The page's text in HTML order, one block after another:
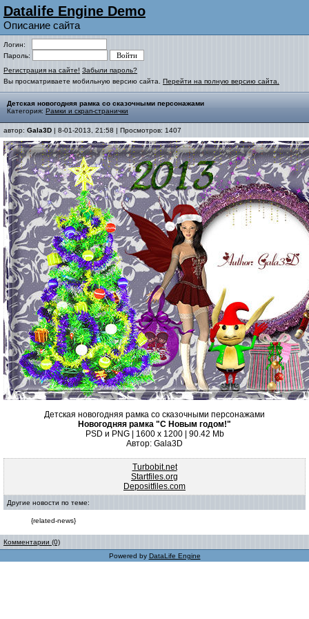
Datalife Engine Demo
Описание сайта
Логин:
Пароль:
Регистрация на сайте! Забыли пароль?
Вы просматриваете мобильную версию сайта. Перейти на полную версию сайта.
Детская новогодняя рамка со сказочными персонажами
Категория: Рамки и скрап-странички
автор: Gala3D | 8-01-2013, 21:58 | Просмотров: 1407
Детская новогодняя рамка со сказочными персонажами
Новогодняя рамка "С Новым годом!"
PSD и PNG | 1600 x 1200 | 90.42 Mb
Автор: Gala3D
Turbobit.net
Startfiles.org
Depositfiles.com
Другие новости по теме:
{related-news}
Комментарии (0)
Powered by DataLife Engine